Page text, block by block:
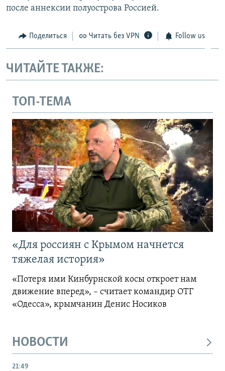
после аннексии полуострова Россией.
Поделиться Читать без VPN Follow us
ЧИТАЙТЕ ТАКЖЕ:
ТОП-ТЕМА
«Для россиян с Крымом начнется
тяжелая история»
«Потеря ими Кинбурнской косы откроет нам
движение вперед», – считает командир ОТГ
«Одесса», крымчанин Денис Носиков
НОВОСТИ
21:49